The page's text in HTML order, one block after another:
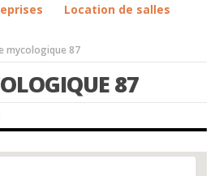
Location de salles
mycologique 87
87